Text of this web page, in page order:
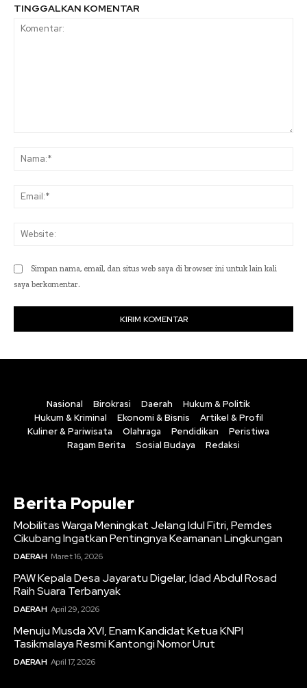
TINGGALKAN KOMENTAR
Simpan nama, email, dan situs web saya di browser ini untuk lain kali
saya berkomentar.
Nasional Birokrasi Daerah
Hukum & Politik
Hukum & Kriminal
Ekonomi & Bisnis
Artikel & Profil
Kuliner & Pariwisata
Olahraga Pendidikan
Peristiwa
Ragam Berita
Sosial Budaya Redaksi
Berita Populer
Mobilitas Warga Meningkat Jelang Idul Fitri, Pemdes
Cikubang Ingatkan Pentingnya Keamanan Lingkungan
DAERAH Maret 16, 2026
PAW Kepala Desa Jayaratu Digelar, Idad Abdul Rosad
Raih Suara Terbanyak
DAERAH April 29, 2026
Menuju Musda XVI, Enam Kandidat Ketua KNPI
Tasikmalaya Resmi Kantongi Nomor Urut
DAERAH April 17, 2026